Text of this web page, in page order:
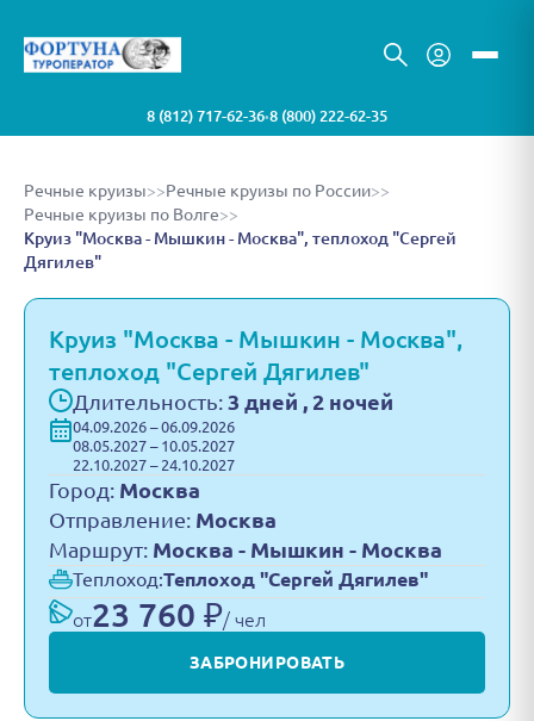
8 (812) 717-62-36•8 (800) 222-62-35
Речные круизы>>Речные круизы по России>>
Речные круизы по Волге>>
Круиз "Москва - Мышкин - Москва", теплоход "Сергей
Дягилев"
Круиз "Москва - Мышкин - Москва",
теплоход "Сергей Дягилев"
Длительность: 3 дней , 2 ночей
04.09.2026 – 06.09.2026
08.05.2027 – 10.05.2027
22.10.2027 – 24.10.2027
Город: Москва
Отправление: Москва
Маршрут: Москва - Мышкин - Москва
Теплоход:Теплоход "Сергей Дягилев"
от23 760 ₽/ чел
ЗАБРОНИРОВАТЬ